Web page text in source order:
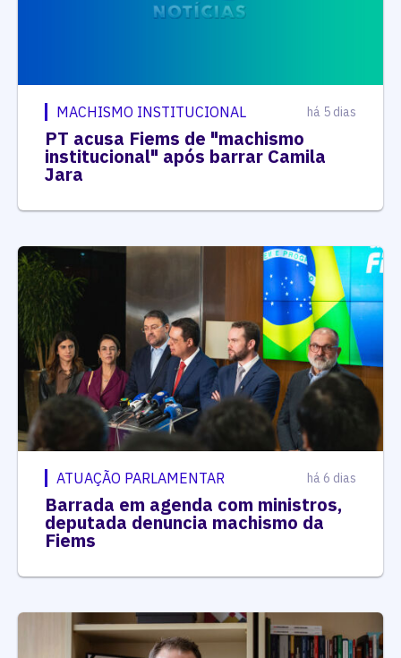
MACHISMO INSTITUCIONAL há 5 dias
PT acusa Fiems de "machismo
institucional" após barrar Camila
Jara
ATUAÇÃO PARLAMENTAR há 6 dias
Barrada em agenda com ministros,
deputada denuncia machismo da
Fiems